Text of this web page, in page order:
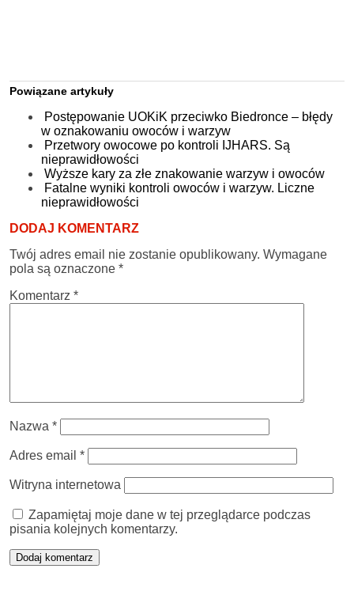
Powiązane artykuły
Postępowanie UOKiK przeciwko Biedronce – błędy
w oznakowaniu owoców i warzyw
Przetwory owocowe po kontroli IJHARS. Są
nieprawidłowości
Wyższe kary za złe znakowanie warzyw i owoców
Fatalne wyniki kontroli owoców i warzyw. Liczne
nieprawidłowości
DODAJ KOMENTARZ
Twój adres email nie zostanie opublikowany. Wymagane
pola są oznaczone *
Komentarz *
Nazwa *
Adres email *
Witryna internetowa
Zapamiętaj moje dane w tej przeglądarce podczas
pisania kolejnych komentarzy.